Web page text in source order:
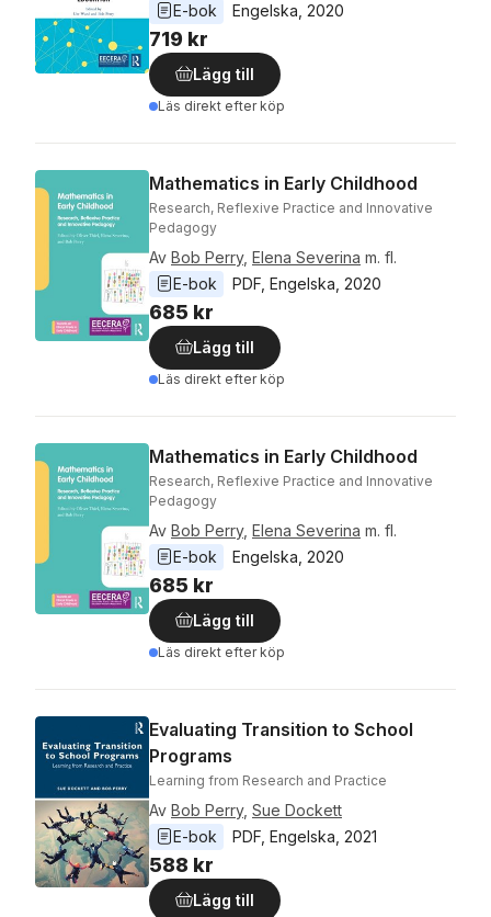
E-bok
Engelska 2020
719 kr
Lägg till
Läs direkt efter köp
Mathematics in Early Childhood
Research, Reflexive Practice and Innovative
Pedagogy
Av Bob Perry, Elena Severina m. fl.
E-bok
PDF Engelska 2020
685 kr
Lägg till
Läs direkt efter köp
Mathematics in Early Childhood
Research, Reflexive Practice and Innovative
Pedagogy
Av Bob Perry, Elena Severina m. fl.
E-bok
Engelska 2020
685 kr
Lägg till
Läs direkt efter köp
Evaluating Transition to School
Programs
Learning from Research and Practice
Av Bob Perry, Sue Dockett
E-bok
PDF Engelska 2021
588 kr
Lägg till